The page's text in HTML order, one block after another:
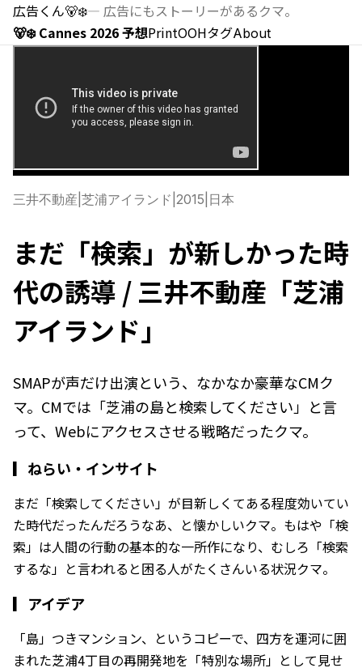
広告くん🐻‍❄️— 広告にもストーリーがあるクマ。
🐻‍❄️ Cannes 2026 予想PrintOOHタグAbout
三井不動産 芝浦アイランド 2015 日本
まだ「検索」が新しかった時
代の誘導 / 三井不動産「芝浦
アイランド」
SMAPが声だけ出演という、なかなか豪華なCMク
マ。CMでは「芝浦の島と検索してください」と言
って、Webにアクセスさせる戦略だったクマ。
▎ ねらい・インサイト
まだ「検索してください」が目新しくてある程度効いてい
た時代だったんだろうなあ、と懐かしいクマ。もはや「検
索」は人間の行動の基本的な一所作になり、むしろ「検索
するな」と言われると困る人がたくさんいる状況クマ。
▎ アイデア
「島」つきマンション、というコピーで、四方を運河に囲
まれた芝浦4丁目の再開発地を「特別な場所」として見せ